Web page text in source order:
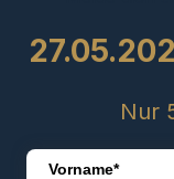
Nur
Vorname*